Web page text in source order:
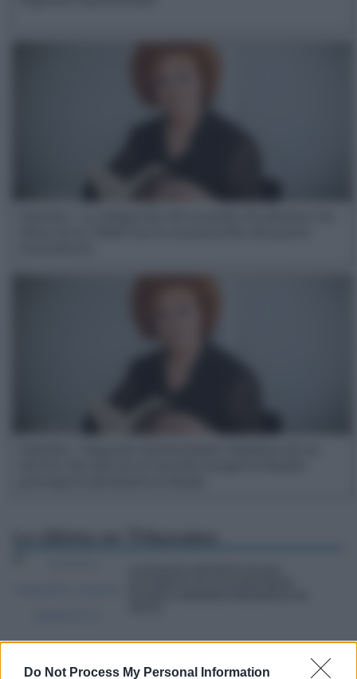
Do Not Process My Personal Information
LA NEGOCIACIÓN ENTRE LOS ABOGADOS
DE LAS PARTES ES SUFICIENTE PARA